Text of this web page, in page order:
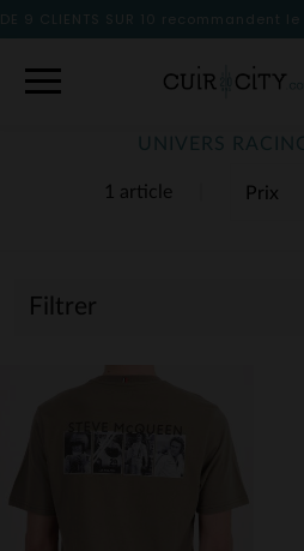
le site
1 article
UNIVERS
Filtrer